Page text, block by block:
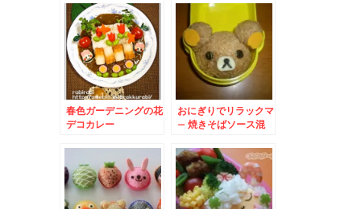
ターキャラ☆
春色ガーデニングの花
デコカレー
おにぎりでリラックマ
– 焼きそばソース混